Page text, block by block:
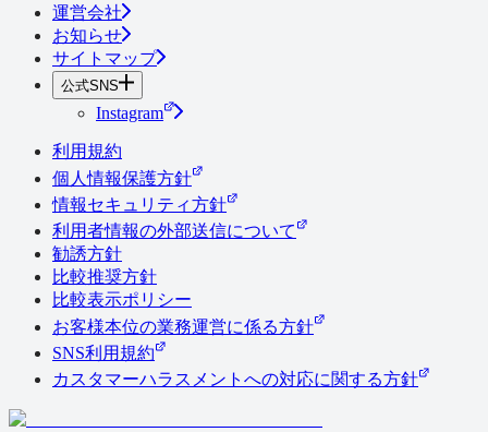
運営会社
お知らせ
サイトマップ
公式SNS
Instagram
利用規約
個人情報保護方針
情報セキュリティ方針
利用者情報の外部送信について
勧誘方針
比較推奨方針
比較表示ポリシー
お客様本位の業務運営に係る方針
SNS利用規約
カスタマーハラスメントへの対応に関する方針